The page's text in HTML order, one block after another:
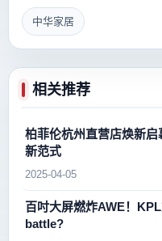
中华家居
相关推荐
柏菲伦杭州直营店焕新
新范式
2025-04-05
百吋大屏燃炸AWE！
battle?